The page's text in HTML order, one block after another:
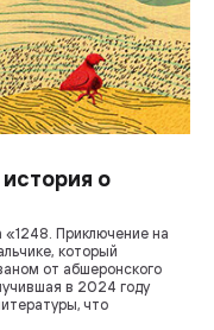
о
«1248. Приключение на
который
от абшеронского
в 2024 году
что